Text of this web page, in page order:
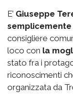
E’ Giuseppe
semplicemente
consigliere
loco con la
stato fra i
riconoscimenti
organizzata da